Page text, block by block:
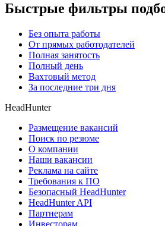
Быстрые фильтры
Без опыта работы
От прямых работодателей
Полная занятость
Полный день
Вахтовый метод
За последние три дня
HeadHunter
Размещение вакансий
Поиск по резюме
О компании
Наши вакансии
Реклама на сайте
Требования к ПО
Безопасный HeadHunter
HeadHunter API
Партнерам
Инвесторам